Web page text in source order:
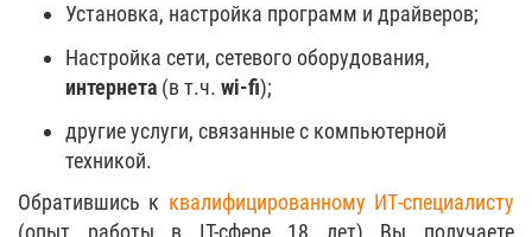
Установка, настройка программ и драйверов;
Настройка сети, сетевого оборудования,
интернета (в т.ч. wi-fi);
другие услуги, связанные с компьютерной
техникой.
Обратившись к квалифицированному ИТ-специалисту
(опыт работы в IT-сфере 18 лет) Вы получаете